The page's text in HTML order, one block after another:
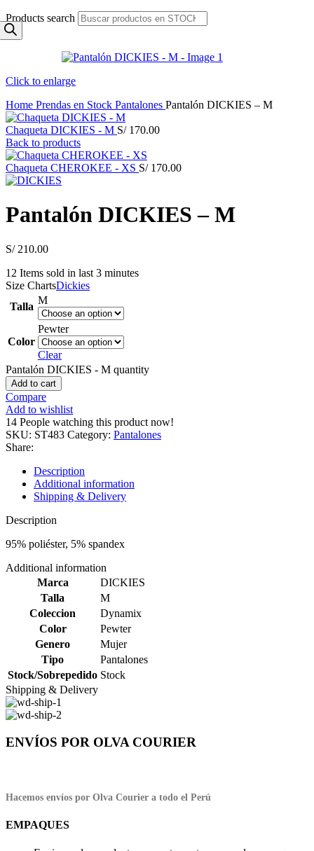
Products search
Click to enlarge
Home Prendas en Stock Pantalones Pantalón DICKIES – M
Chaqueta DICKIES - M S/170.00
Back to products
Chaqueta CHEROKEE - XS S/170.00
Pantalón DICKIES – M
S/210.00
12 Items sold in last 3 minutes
Size ChartsDickies
Talla
M
Color
Pewter
Clear
Pantalón DICKIES - M quantity
Add to cart
Compare
Add to wishlist
14 People watching this product now!
SKU: ST483 Category: Pantalones
Share:
Description
Additional information
Shipping & Delivery
Description
95% poliéster, 5% spandex
Additional information
Marca
DICKIES
Talla
M
Coleccion
Dynamix
Color
Pewter
Genero
Mujer
Tipo
Pantalones
Stock/Sobrepedido Stock
Shipping & Delivery
ENVÍOS POR OLVA COURIER
Hacemos envíos por Olva Courier a todo el Perú
EMPAQUES